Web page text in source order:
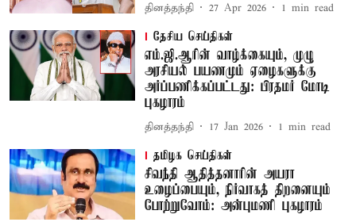
தினத்தந்தி 27 Apr 2026 1 min read
தேசிய செய்திகள்
எம்.ஜி.ஆரின் வாழ்க்கையும், முழு
அரசியல் பயணமும் ஏழைகளுக்கு
அர்ப்பணிக்கப்பட்டது: பிரதமர் மோடி
புகழாரம்
தினத்தந்தி 17 Jan 2026 1 min read
தமிழக செய்திகள்
சிவந்தி ஆதித்தனாரின் அயரா
உழைப்பையும், நிர்வாகத் திறனையும்
போற்றுவோம்: அன்புமணி புகழாரம்